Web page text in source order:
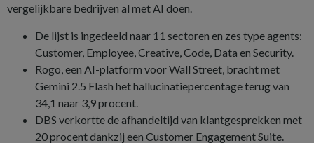
vergelijkbare bedrijven al met AI doen.
De lijst is ingedeeld naar 11 sectoren en zes type agents:
Customer, Employee, Creative, Code, Data en Security.
Rogo, een AI-platform voor Wall Street, bracht met
Gemini 2.5 Flash het hallucinatiepercentage terug van
34,1 naar 3,9 procent.
DBS verkortte de afhandeltijd van klantgesprekken met
20 procent dankzij een Customer Engagement Suite.